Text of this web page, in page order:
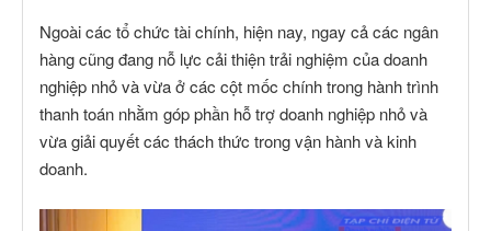
Ngoài các tổ chức tài chính, hiện nay, ngay cả các ngân
hàng cũng đang nỗ lực cải thiện trải nghiệm của doanh
nghiệp nhỏ và vừa ở các cột mốc chính trong hành trình
thanh toán nhằm góp phần hỗ trợ doanh nghiệp nhỏ và
vừa giải quyết các thách thức trong vận hành và kinh
doanh.